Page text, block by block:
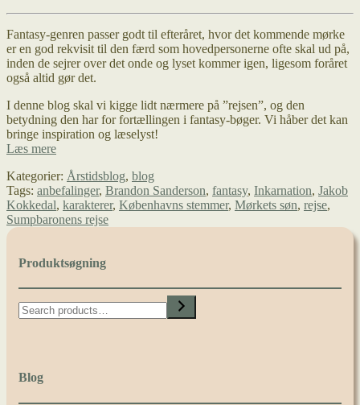
Fantasy-genren passer godt til efteråret, hvor det kommende mørke
er en god rekvisit til den færd som hovedpersonerne ofte skal ud på,
inden de sejrer over det onde og lyset kommer igen, ligesom foråret
også altid gør det.
I denne blog skal vi kigge lidt nærmere på ”rejsen”, og den
betydning den har for fortællingen i fantasy-bøger. Vi håber det kan
bringe inspiration og læselyst!
Læs mereDen
rejse
Kategorier: Årstidsblog, blog
Tags: anbefalinger, Brandon Sanderson, fantasy, Inkarnation, Jakob
Kokkedal, karakterer, Københavns stemmer, Mørkets søn, rejse,
Sumpbaronens rejse
Produktsøgning
Search
Blog